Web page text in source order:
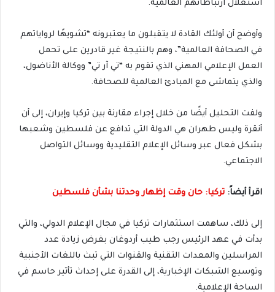
استغلال ارتباطاتهم العالمية.
وأوضح أن أولئك القادة لا يتقبلون ما يعتبرونه “تشويهًا لرواياتهم
في الصحافة العالمية”، وهم بالنتيجة غير قادرين على تحمل
العمل الإعلامي المهني الذي تقوم به “تي آر تي” ووكالة الأناضول،
والذي يتماشى مع المبادئ العالمية للصحافة.
ولفت التحليل أيضًا من خلال إجراء مقارنة بين تركيا وإيران، إلى أن
أنقرة وليس طهران هي الدولة التي تدافع عن فلسطين وشعبها
بشكل فعال عبر وسائل الإعلام التقليدية ووسائل التواصل
الاجتماعي.
اقرأ أيضاً: تركيا: حان وقت إظهار وحدتنا بشأن فلسطين
إلى ذلك، ساهمت استثمارات تركيا في مجال الإعلام الدولي، والتي
بدأت في عهد الرئيس رجب طيب أردوغان بغرض زيادة عدد
المراسلين والمعدات التقنية والقنوات التي تبث باللغات الأجنبية
وتوسيع الشبكات الإخبارية، إلى القدرة على إحداث تأثير حاسم في
الساحة الإعلامية.